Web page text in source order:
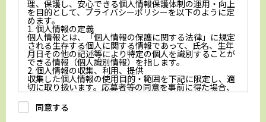
理、保護し、安心できる個人情報保護体制の運用・向上
を目的として、プライバシーポリシーを以下のように定
めます。
1. 個人情報の定義
個人情報とは、「個人情報の保護に関する法律」に規定
される生存する個人に関する情報であって、氏名、生年
月日その他の記述等により特定の個人を識別することが
できる情報（個人識別情報）を指します。
2. 個人情報の収集、利用、提供
収集した個人情報の使用目的・範囲を下記に限定し、適
切に取り扱います。応募者等の同意を事前に得た場合、
又は法令により許された場合を除き、個人情報を第三者
に提供しません。
a.応募者等からのお問い合わせに対応・管理するため
同意する